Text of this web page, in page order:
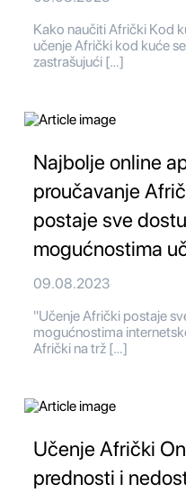
Kako naučiti Afrički Kod
učenje Afrički kod kuće
zastrašujući […]
Najbolje online
proučavanje
postaje sve
mogućnostima
09.08.2023
"Učenje Afrički postaje
mogućnostima
Afrički na trž […]
Učenje Afrički
prednosti i